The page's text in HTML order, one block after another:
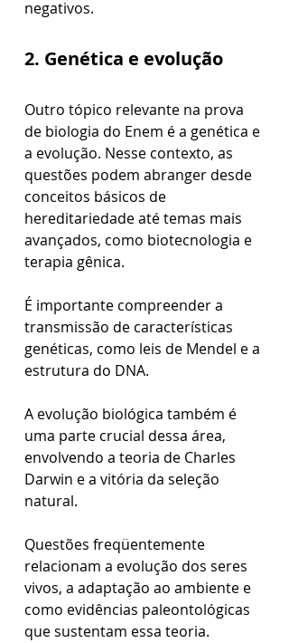
negativos.
2. Genética e evolução
Outro tópico relevante na prova
de biologia do Enem é a genética e
a evolução. Nesse contexto, as
questões podem abranger desde
conceitos básicos de
hereditariedade até temas mais
avançados, como biotecnologia e
terapia gênica.
É importante compreender a
transmissão de características
genéticas, como leis de Mendel e a
estrutura do DNA.
A evolução biológica também é
uma parte crucial dessa área,
envolvendo a teoria de Charles
Darwin e a vitória da seleção
natural.
Questões freqüentemente
relacionam a evolução dos seres
vivos, a adaptação ao ambiente e
como evidências paleontológicas
que sustentam essa teoria.